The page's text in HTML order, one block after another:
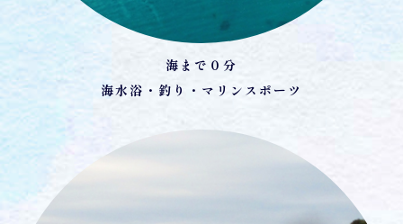
海まで０分
海水浴・釣り・マリンスポーツ